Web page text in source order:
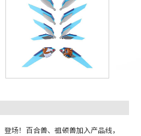
场！百合兽、祖顿兽加入产品线，